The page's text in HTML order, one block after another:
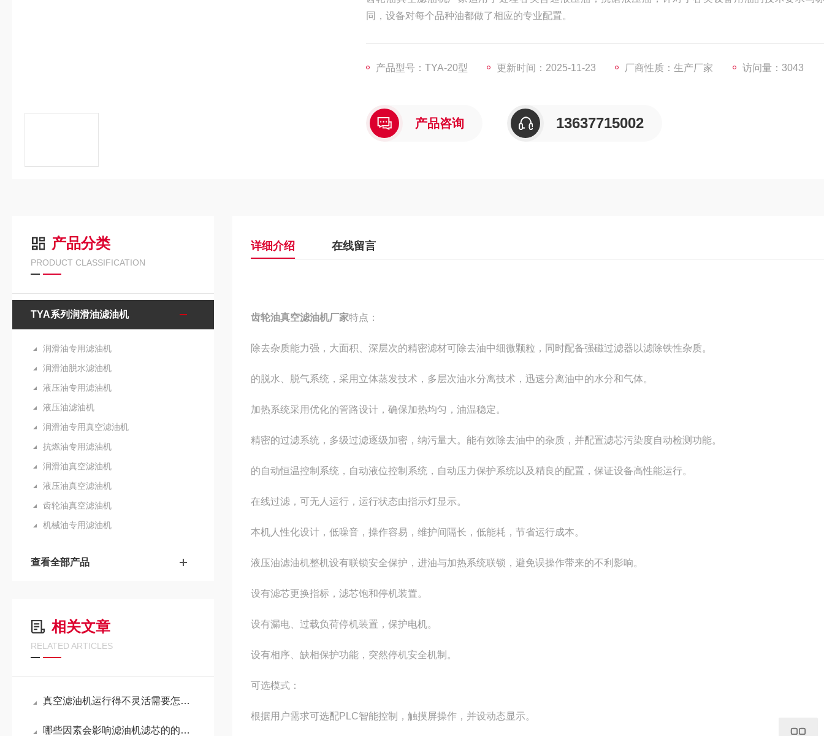
同，设备对每个品种油都做了相应的专业配置。
产品型号：TYA-20型 更新时间：2025-11-23 厂商性质：生产厂家 访问量：3043
产品咨询 13637715002
产品分类
PRODUCT CLASSIFICATION
TYA系列润滑油滤油机
润滑油专用滤油机
润滑油脱水滤油机
液压油专用滤油机
液压油滤油机
润滑油专用真空滤油机
抗燃油专用滤油机
润滑油真空滤油机
液压油真空滤油机
齿轮油真空滤油机
机械油专用滤油机
查看全部产品
相关文章
RELATED ARTICLES
真空滤油机运行得不灵活需要怎样解决？
哪些因素会影响滤油机滤芯的的压差质量？
详细介绍 在线留言
齿轮油真空滤油机厂家特点：
除去杂质能力强，大面积、深层次的精密滤材可除去油中细微颗粒，同时配备强磁过滤器以滤除铁性杂质。
的脱水、脱气系统，采用立体蒸发技术，多层次油水分离技术，迅速分离油中的水分和气体。
加热系统采用优化的管路设计，确保加热均匀，油温稳定。
精密的过滤系统，多级过滤逐级加密，纳污量大。能有效除去油中的杂质，并配置滤芯污染度自动检测功能。
的自动恒温控制系统，自动液位控制系统，自动压力保护系统以及精良的配置，保证设备高性能运行。
在线过滤，可无人运行，运行状态由指示灯显示。
本机人性化设计，低噪音，操作容易，维护间隔长，低能耗，节省运行成本。
液压油滤油机整机设有联锁安全保护，进油与加热系统联锁，避免误操作带来的不利影响。
设有滤芯更换指标，滤芯饱和停机装置。
设有漏电、过载负荷停机装置，保护电机。
设有相序、缺相保护功能，突然停机安全机制。
可选模式：
根据用户需求可选配PLC智能控制，触摸屏操作，并设动态显示。